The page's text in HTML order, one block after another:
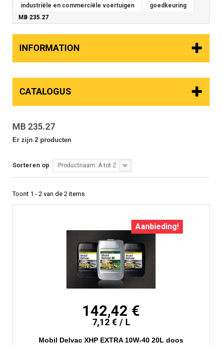
industriële en commerciële voertuigen
goedkeuring
MB 235.27
INFORMATION
CATALOGUS
MB 235.27
Er zijn 2 producten
Sorteren op Productnaam: A tot Z
Toont 1 - 2 van de 2 items
Aanbieding!
142,42 €
7,12 € / L
Mobil Delvac XHP EXTRA 10W-40 20L doos